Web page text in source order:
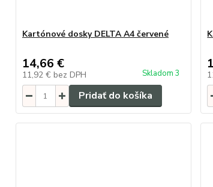
Kartónové dosky DELTA A4 červené
14,66 €
11,92 € bez DPH Skladom 3
Pridať do košíka